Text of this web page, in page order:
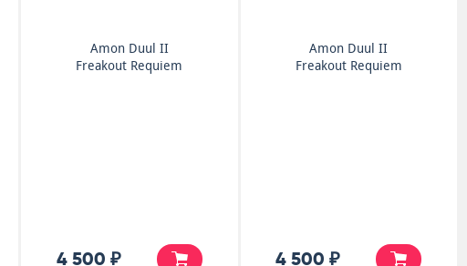
Amon Duul II
Freakout Requiem
4 500 ₽
Amon Duul II
Freakout Requiem
4 500 ₽